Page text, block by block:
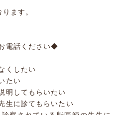
ます。
電話ください◆
くしたい
たい
明してもらいたい
生に診てもらいたい